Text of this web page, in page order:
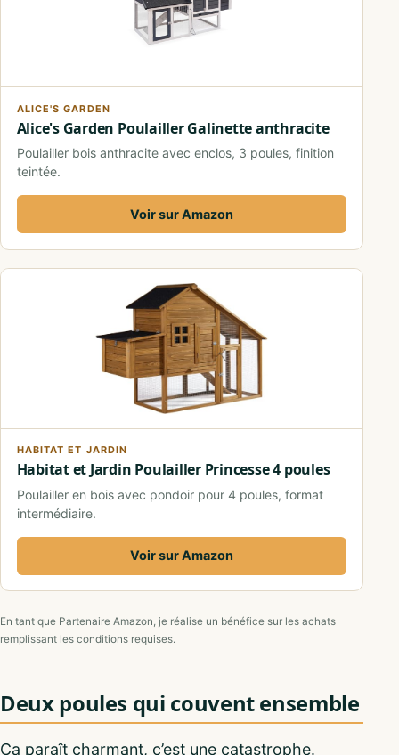
ALICE'S GARDEN
Alice's Garden Poulailler Galinette anthracite
Poulailler bois anthracite avec enclos, 3 poules, finition
teintée.
Voir sur Amazon
HABITAT ET JARDIN
Habitat et Jardin Poulailler Princesse 4 poules
Poulailler en bois avec pondoir pour 4 poules, format
intermédiaire.
Voir sur Amazon
En tant que Partenaire Amazon, je réalise un bénéfice sur les achats
remplissant les conditions requises.
Deux poules qui couvent ensemble
Ça paraît charmant, c’est une catastrophe.